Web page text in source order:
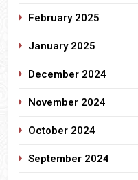
February 2025
January 2025
December 2024
November 2024
October 2024
September 2024